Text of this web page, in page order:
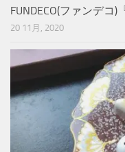
FUNDECO(ファンデコ)
20 11月, 2020